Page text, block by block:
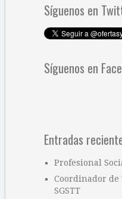
Síguenos en
Síguenos en
Entradas
Profesional
Coordinador de
SGSTT